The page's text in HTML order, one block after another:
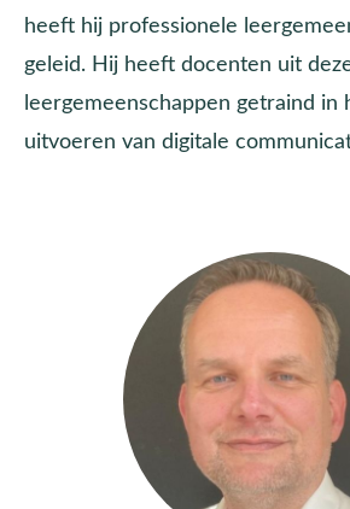
heeft hij professionele
geleid. Hij heeft docenten uit
leergemeenschappen getraind
uitvoeren van digitale